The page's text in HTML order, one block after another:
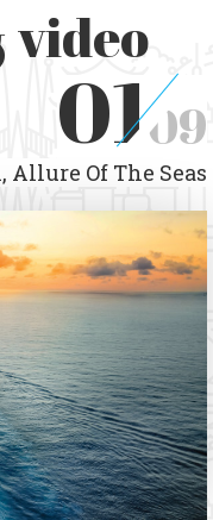
0109
Allure Of The Seas